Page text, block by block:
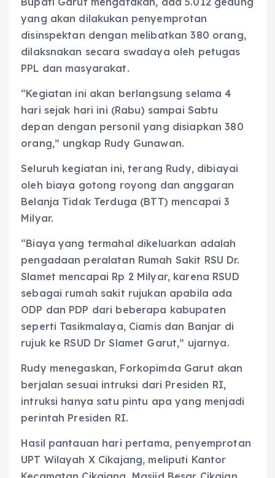
yang akan dilakukan penyemprotan
disinspektan dengan melibatkan 380 orang,
dilaksnakan secara swadaya oleh petugas
PPL dan masyarakat.
“Kegiatan ini akan berlangsung selama 4
hari sejak hari ini (Rabu) sampai Sabtu
depan dengan personil yang disiapkan 380
orang,” ungkap Rudy Gunawan.
Seluruh kegiatan ini, terang Rudy, dibiayai
oleh biaya gotong royong dan anggaran
Belanja Tidak Terduga (BTT) mencapai 3
Milyar.
“Biaya yang termahal dikeluarkan adalah
pengadaan peralatan Rumah Sakit RSU Dr.
Slamet mencapai Rp 2 Milyar, karena RSUD
sebagai rumah sakit rujukan apabila ada
ODP dan PDP dari beberapa kabupaten
seperti Tasikmalaya, Ciamis dan Banjar di
rujuk ke RSUD Dr Slamet Garut,” ujarnya.
Rudy menegaskan, Forkopimda Garut akan
berjalan sesuai intruksi dari Presiden RI,
intruksi hanya satu pintu apa yang menjadi
perintah Presiden RI.
Hasil pantauan hari pertama, penyemprotan
UPT Wilayah X Cikajang, meliputi Kantor